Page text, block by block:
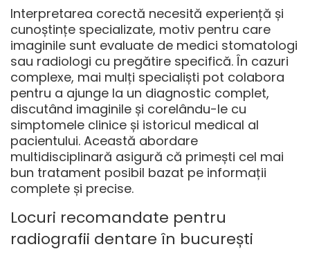
Interpretarea corectă necesită experiență și
cunoștințe specializate, motiv pentru care
imaginile sunt evaluate de medici stomatologi
sau radiologi cu pregătire specifică. În cazuri
complexe, mai mulți specialiști pot colabora
pentru a ajunge la un diagnostic complet,
discutând imaginile și corelându-le cu
simptomele clinice și istoricul medical al
pacientului. Această abordare
multidisciplinară asigură că primești cel mai
bun tratament posibil bazat pe informații
complete și precise.
Locuri recomandate pentru
radiografii dentare în bucurești